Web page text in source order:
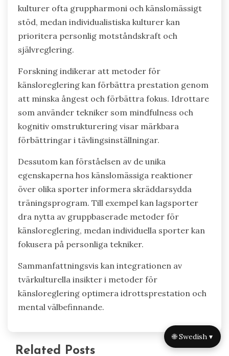
kulturer ofta gruppharmoni och känslomässigt
stöd, medan individualistiska kulturer kan
prioritera personlig motståndskraft och
självreglering.
Forskning indikerar att metoder för
känsloreglering kan förbättra prestation genom
att minska ångest och förbättra fokus. Idrottare
som använder tekniker som mindfulness och
kognitiv omstrukturering visar märkbara
förbättringar i tävlingsinställningar.
Dessutom kan förståelsen av de unika
egenskaperna hos känslomässiga reaktioner
över olika sporter informera skräddarsydda
träningsprogram. Till exempel kan lagsporter
dra nytta av gruppbaserade metoder för
känsloreglering, medan individuella sporter kan
fokusera på personliga tekniker.
Sammanfattningsvis kan integrationen av
tvärkulturella insikter i metoder för
känsloreglering optimera idrottsprestation och
mental välbefinnande.
Related Posts
🌐 Swedish ▾